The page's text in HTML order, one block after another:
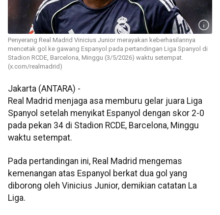
Penyerang Real Madrid Vinicius Junior merayakan keberhasilannya
mencetak gol ke gawang Espanyol pada pertandingan Liga Spanyol di
Stadion RCDE, Barcelona, Minggu (3/5/2026) waktu setempat.
(x.com/realmadrid)
Jakarta (ANTARA) -
Real Madrid menjaga asa memburu gelar juara Liga
Spanyol setelah menyikat Espanyol dengan skor 2-0
pada pekan 34 di Stadion RCDE, Barcelona, Minggu
waktu setempat.
Pada pertandingan ini, Real Madrid mengemas
kemenangan atas Espanyol berkat dua gol yang
diborong oleh Vinicius Junior, demikian catatan La
Liga.